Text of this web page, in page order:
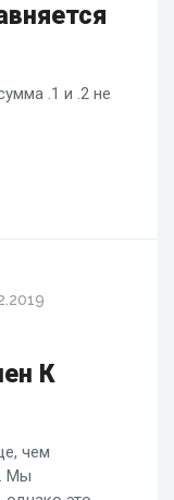
.1 и .2 не
К
чем
. Мы